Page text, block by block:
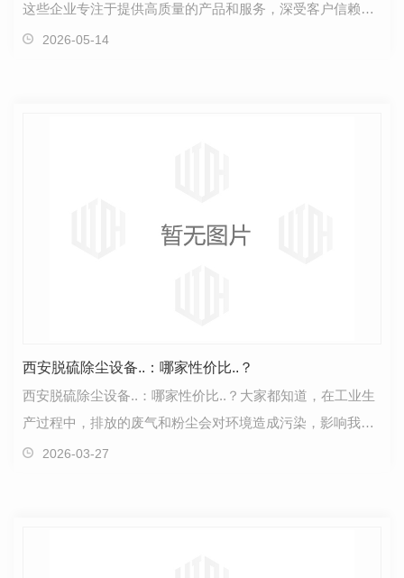
这些企业专注于提供高质量的产品和服务，深受客户信赖。
首先，有一家以技术 闻名的公司，通过不断的创新…
2026-05-14
西安脱硫除尘设备..：哪家性价比..？
西安脱硫除尘设备..：哪家性价比..？大家都知道，在工业生
产过程中，排放的废气和粉尘会对环境造成污染，影响我们
的生活。为了减少污染物的释放，很多企业开始关注…
2026-03-27